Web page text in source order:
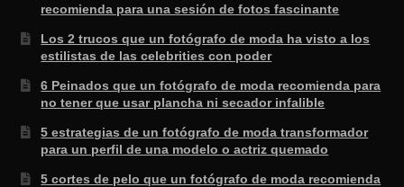
recomienda para una sesión de fotos fascinante
Los 2 trucos que un fotógrafo de moda ha visto a los
estilistas de las celebrities con poder
6 Peinados que un fotógrafo de moda recomienda para
no tener que usar plancha ni secador infalible
5 estrategias de un fotógrafo de moda transformador
para un perfil de una modelo o actriz quemado
5 cortes de pelo que un fotógrafo de moda recomienda